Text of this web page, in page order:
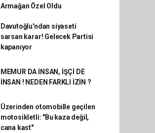
Armağan Özel Oldu
Davutoğlu'ndan siyaseti
sarsan karar! Gelecek Partisi
kapanıyor
MEMUR DA İNSAN, İŞÇİ DE
İNSAN ! NEDEN FARKLI İZİN ?
Üzerinden otomobille geçilen
motosikletli: "Bu kaza değil,
cana kast"